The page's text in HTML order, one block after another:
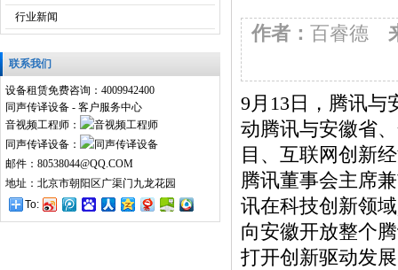
行业新闻
联系我们
设备租赁免费咨询：4009942400
同声传译设备 - 客户服务中心
音视频工程师：
同声传译设备：
邮件：80538044@QQ.COM
地址：北京市朝阳区广渠门九龙花园
To:
作者： 百睿德
9月13日，腾讯与
动腾讯与安徽省
目、互联网创新
腾讯董事会主席
讯在科技创新领
向安徽开放整个
打开创新驱动发